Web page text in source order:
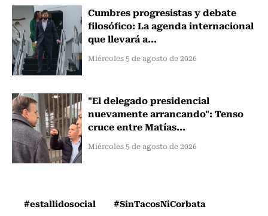
Cumbres progresistas y debate
filosófico: La agenda internacional
que llevará a...
Miércoles 5 de agosto de 2026
"El delegado presidencial
nuevamente arrancando": Tenso
cruce entre Matías...
Miércoles 5 de agosto de 2026
#estallidosocial #SinTacosNiCorbata